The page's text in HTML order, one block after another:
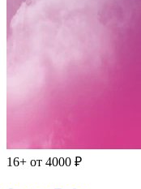
16+ от 4000 ₽